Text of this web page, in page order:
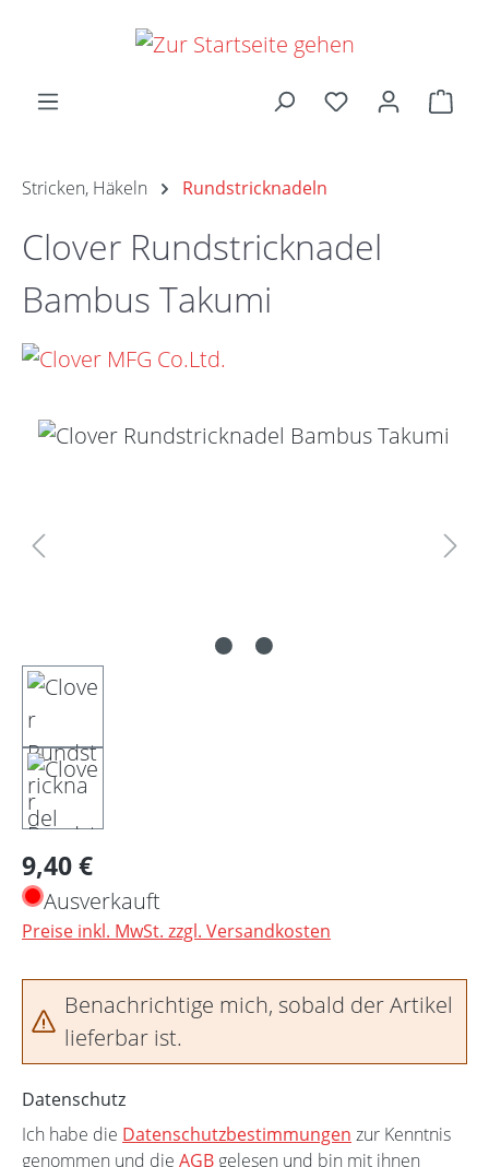
Zum Hauptinhalt springen
Stricken, Häkeln Rundstricknadeln
Clover Rundstricknadel
Bambus Takumi
Bildergalerie überspringen
Regulärer Preis:
9,40 €
Ausverkauft
Preise inkl. MwSt. zzgl. Versandkosten
Benachrichtige mich, sobald der Artikel
lieferbar ist.
Datenschutz
Ich habe die Datenschutzbestimmungen zur Kenntnis
genommen und die AGB gelesen und bin mit ihnen